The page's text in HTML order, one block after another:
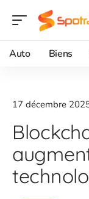
Auto Biens
17 décembre